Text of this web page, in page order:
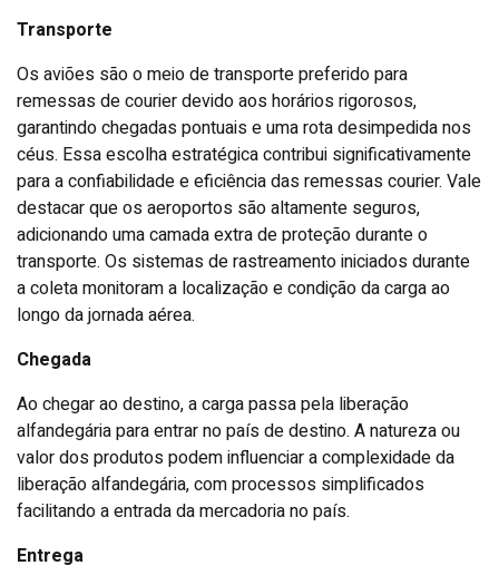
Transporte
Os aviões são o meio de transporte preferido para
remessas de courier devido aos horários rigorosos,
garantindo chegadas pontuais e uma rota desimpedida nos
céus. Essa escolha estratégica contribui significativamente
para a confiabilidade e eficiência das remessas courier. Vale
destacar que os aeroportos são altamente seguros,
adicionando uma camada extra de proteção durante o
transporte. Os sistemas de rastreamento iniciados durante
a coleta monitoram a localização e condição da carga ao
longo da jornada aérea.
Chegada
Ao chegar ao destino, a carga passa pela liberação
alfandegária para entrar no país de destino. A natureza ou
valor dos produtos podem influenciar a complexidade da
liberação alfandegária, com processos simplificados
facilitando a entrada da mercadoria no país.
Entrega